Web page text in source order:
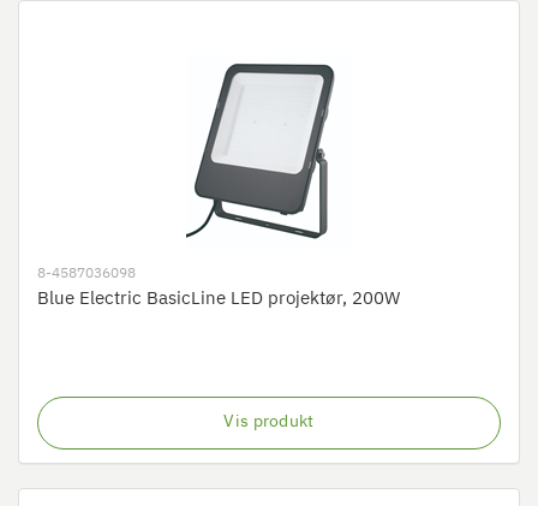
8-4587036098
Blue Electric BasicLine LED projektør, 200W
Vis produkt